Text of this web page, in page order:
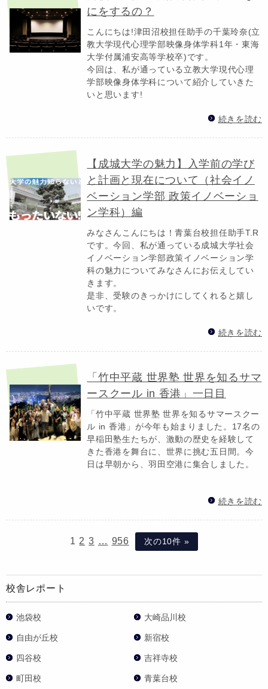
にをするの？
こんにちは!津田沼校担任助手の千葉玲奈(立
教大学現代心理学部映像身体学科1年・東海
大学付属浦安高等学校卒)です。
今回は、私が通っている立教大学現代心理
学部映像身体学科について紹介していきた
いと思います!
続きを読む
【成城大学の魅力】入学前の学び
と計画と現在について（社会イノ
ベーション学部 政策イノベーショ
ン学科）編
みなさんこんにちは！青葉台校担任助手T.R
です。今回、私が通っている成城大学社会
イノベーション学部政策イノベーション学
科の魅力についてみなさんにお伝えしてい
きます。
是非、受験のきっかけにしてくれると嬉し
いです。
続きを読む
「竹中平蔵 世界塾 世界を知るサマ
ースクール in 香港」一日目
「竹中平蔵 世界塾 世界を知るサマースクー
ル in 香港」が今年も始まりました。17名の
早稲田塾生たちが、激動の歴史を経験して
きた香港を舞台に、世界に挑む五日間。今
日は早朝から、羽田空港に集合しました。
続きを読む
1 2 3 … 956 次の10件 »
校舎レポート
池袋校 大崎品川校
自由が丘校 新宿校
四谷校 吉祥寺校
町田校 青葉台校